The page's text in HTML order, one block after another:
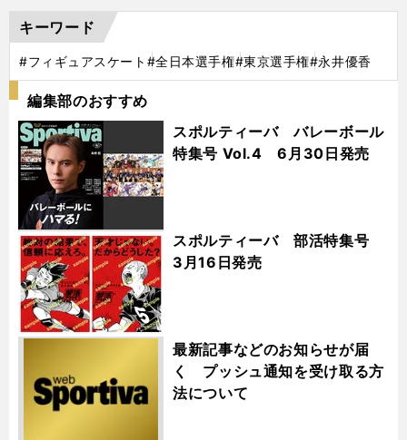
キーワード
#フィギュアスケート #全日本選手権#東京選手権#永井優香
編集部のおすすめ
スポルティーバ バレーボール
特集号 Vol.4 6月30日発売
スポルティーバ 部活特集号
3月16日発売
最新記事などのお知らせが届
く プッシュ通知を受け取る方
法について